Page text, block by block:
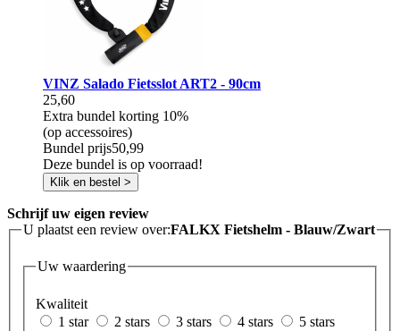
VINZ Salado Fietsslot ART2 - 90cm
25,60
Extra bundel korting 10%
(op accessoires)
Bundel prijs50,99
Deze bundel is op voorraad!
Klik en bestel >
Schrijf uw eigen review
U plaatst een review over:FALKX Fietshelm - Blauw/Zwart
Uw waardering
Kwaliteit
1 star
2 stars 3 stars 4 stars
5 stars